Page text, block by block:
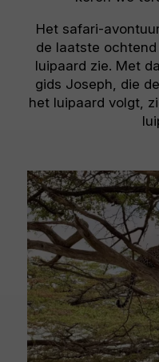
Het safari-
de laatste
luipaard zie. Met
gids Joseph, die
het luipaard volgt,